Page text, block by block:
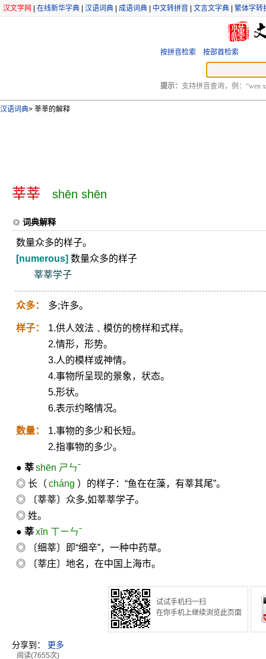
汉文学网 在线新华字典 汉语词典 成语词典 中文转拼音 文言文字典 繁体字转
按拼音检索 按部首检索
提示： 支持拼音查询，例：“wen
汉语词典> 莘莘的解释
莘莘 shēn shēn
词典解释
数量众多的样子。
[numerous] 数量众多的样子
莘莘学子
众多： 多;许多。
样子：
1.供人效法﹑模仿的榜样和式样。
2.情形，形势。
3.人的模样或神情。
4.事物所呈现的景象，状态。
5.形状。
6.表示约略情况。
数量：
1.事物的多少和长短。
2.指事物的多少。
● 莘shēn ㄕㄣˉ
◎ 长（ cháng ）的样子：“鱼在在藻，有莘其尾”。
◎ 〔莘莘〕众多,如莘莘学子。
◎ 姓。
● 莘xīn ㄒㄧㄣˉ
◎ 〔细莘〕即“细辛”，一种中药草。
◎ 〔莘庄〕地名，在中国上海市。
试试手机扫一扫
在你手机上继续浏览此页面
分享到： 更多
阅读(7655次)